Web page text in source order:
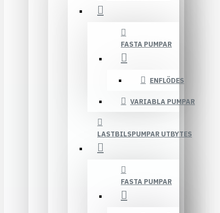
FASTA PUMPAR
ENFLÖDES
VARIABLA PUMPAR
LASTBILSPUMPAR UTBYTES
FASTA PUMPAR